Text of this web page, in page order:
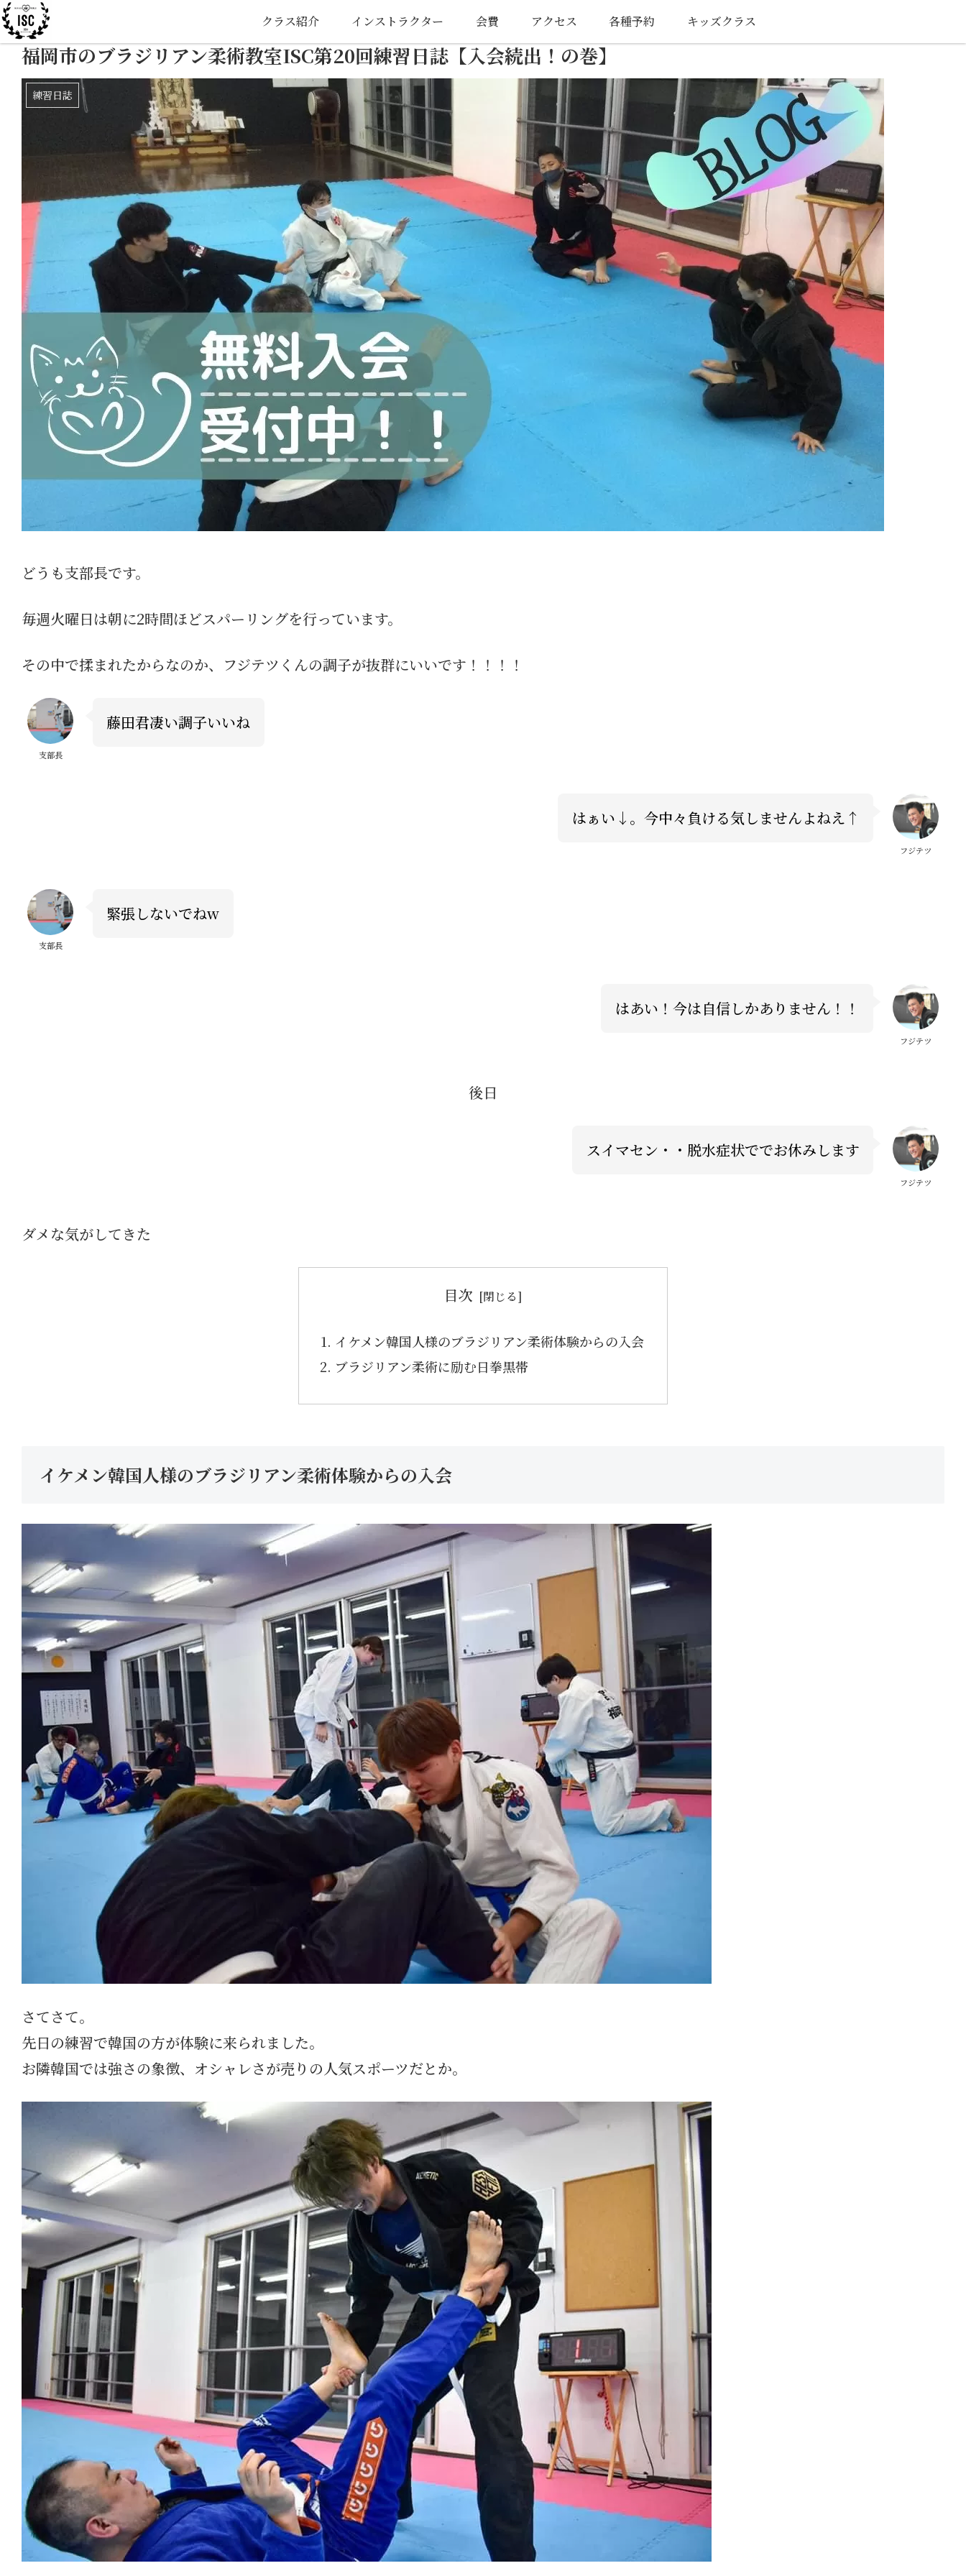
クラス紹介 インストラクター 会費 アクセス 各種予約 キッズクラス
福岡市のブラジリアン柔術教室ISC第20回練習日誌【入会続出！の巻】
練習日誌
どうも支部長です。
毎週火曜日は朝に2時間ほどスパーリングを行っています。
その中で揉まれたからなのか、フジテツくんの調子が抜群にいいです！！！！
支部長
藤田君凄い調子いいね
フジテツ
はぁい↓。今中々負ける気しませんよねえ↑
支部長
緊張しないでねw
フジテツ
はあい！今は自信しかありません！！
後日
フジテツ
スイマセン・・脱水症状ででお休みします
ダメな気がしてきた
目次
イケメン韓国人様のブラジリアン柔術体験からの入会
ブラジリアン柔術に励む日拳黒帯
イケメン韓国人様のブラジリアン柔術体験からの入会
さてさて。
先日の練習で韓国の方が体験に来られました。
お隣韓国では強さの象徴、オシャレさが売りの人気スポーツだとか。